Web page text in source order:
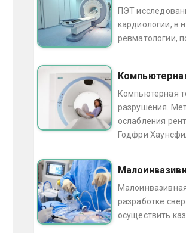
ПЭТ
кардиологии, в
ревматологии,
Компьютерная
разрушения.
ослабления
Годфри
разработке
осуществить